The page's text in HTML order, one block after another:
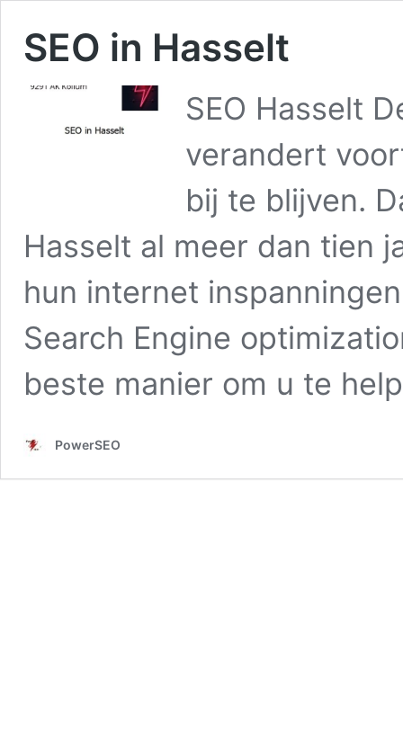
SEO in Hasselt
SEO Hasselt
verandert
bij te blijven.
Hasselt al meer dan tien
hun internet
Search Engine
beste manier om u te
PowerSEO